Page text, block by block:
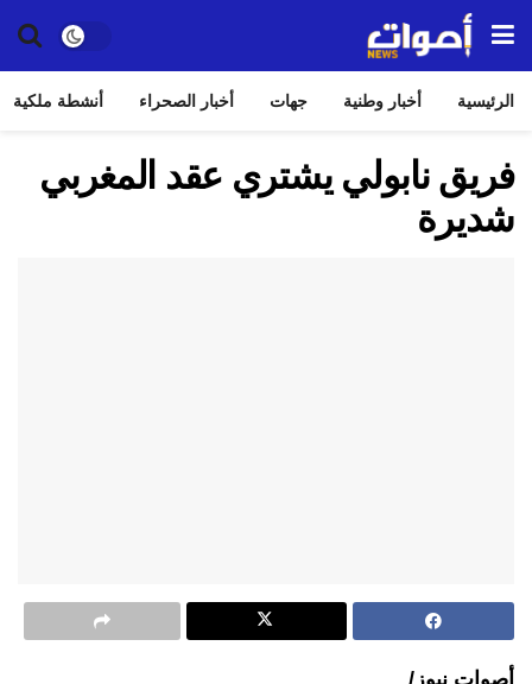
الرئيسية أخبار وطنية جهات أخبار الصحراء أنشطة ملكية
فريق نابولي يشتري عقد المغربي
شديرة